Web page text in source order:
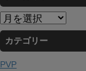
ア
ー
カ
イ
ブ
カテゴリー
PVP